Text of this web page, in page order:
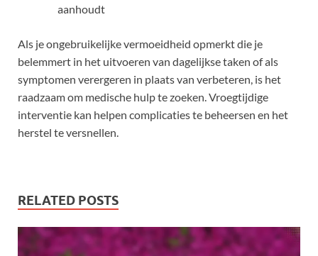
aanhoudt
Als je ongebruikelijke vermoeidheid opmerkt die je
belemmert in het uitvoeren van dagelijkse taken of als
symptomen verergeren in plaats van verbeteren, is het
raadzaam om medische hulp te zoeken. Vroegtijdige
interventie kan helpen complicaties te beheersen en het
herstel te versnellen.
RELATED POSTS